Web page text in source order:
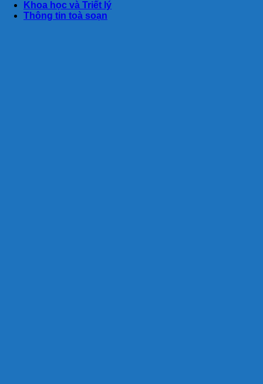
Khoa học và Triết lý
Thông tin toà soạn